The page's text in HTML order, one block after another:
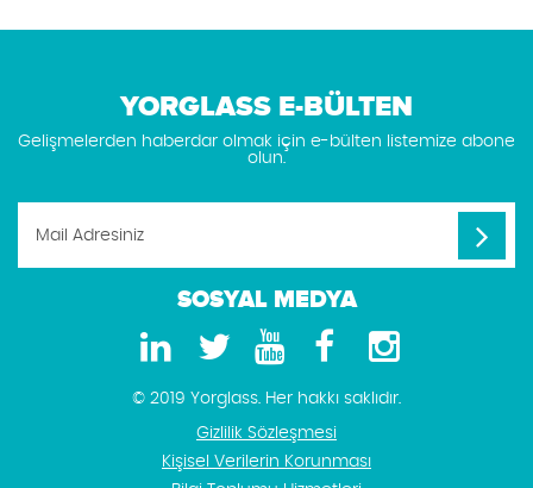
YORGLASS E-BÜLTEN
Gelişmelerden haberdar olmak için e-bülten listemize abone
olun.
SOSYAL MEDYA
© 2019 Yorglass. Her hakkı saklıdır.
Gizlilik Sözleşmesi
Kişisel Verilerin Korunması